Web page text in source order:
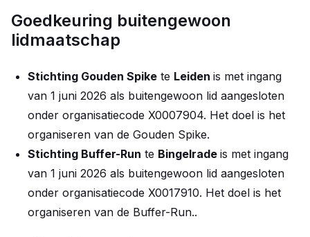
Goedkeuring buitengewoon
lidmaatschap
Stichting Gouden Spike te Leiden is met ingang
van 1 juni 2026 als buitengewoon lid aangesloten
onder organisatiecode X0007904. Het doel is het
organiseren van de Gouden Spike.
Stichting Buffer-Run te Bingelrade is met ingang
van 1 juni 2026 als buitengewoon lid aangesloten
onder organisatiecode X0017910. Het doel is het
organiseren van de Buffer-Run..